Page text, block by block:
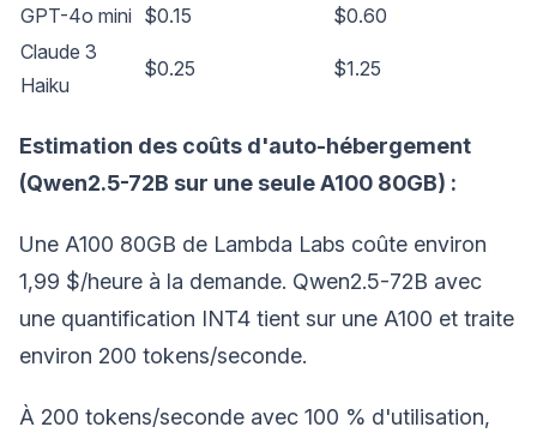
GPT-4o mini $0.15
$0.60
Claude 3
Haiku
$0.25 $1.25
Estimation des coûts d'auto-hébergement
(Qwen2.5-72B sur une seule A100 80GB) :
Une A100 80GB de Lambda Labs coûte environ
1,99 $/heure à la demande. Qwen2.5-72B avec
une quantification INT4 tient sur une A100 et traite
environ 200 tokens/seconde.
À 200 tokens/seconde avec 100 % d'utilisation,